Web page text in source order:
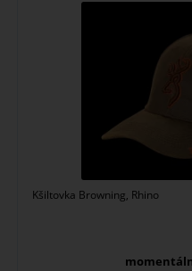
Kšiltovka Browning, Rhino